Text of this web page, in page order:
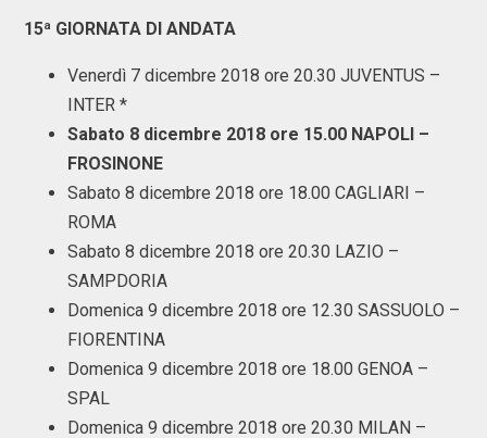
15ª GIORNATA DI ANDATA
Venerdì 7 dicembre 2018 ore 20.30 JUVENTUS –
INTER *
Sabato 8 dicembre 2018 ore 15.00 NAPOLI –
FROSINONE
Sabato 8 dicembre 2018 ore 18.00 CAGLIARI –
ROMA
Sabato 8 dicembre 2018 ore 20.30 LAZIO –
SAMPDORIA
Domenica 9 dicembre 2018 ore 12.30 SASSUOLO –
FIORENTINA
Domenica 9 dicembre 2018 ore 18.00 GENOA –
SPAL
Domenica 9 dicembre 2018 ore 20.30 MILAN –